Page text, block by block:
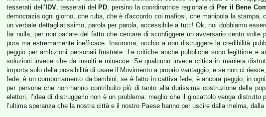
tesserati dell’ IDV, tesserati del PD, persino la coordinatrice regionale di Per il Bene
democrazia ogni giorno, che ruba, che è d'accordo coi mafiosi, che manipola la
un verbale dettagliatissimo, parola per parola, accessibile a tutti! Ok, noi dobbiamo
far nulla; per non parlare del fatto che cercare di sconfiggere un avversario cento
pura ma estremamente inefficace. Insomma, occhio a non distruggere la credibilità
peggio per ambizioni personali frustrate. Le critiche anche pubbliche sono legittime
soluzioni invece che da insulti e minacce. Se qualcuno invece critica in maniera
importa solo della possibilità di usare il Movimento a proprio vantaggio; e se non ci
fede, è un comportamento da bambini; se è fatto in cattiva fede, è ancora peggio; in
per persone che non hanno contribuito più di tanto alla durissima costruzione della
elettori, l’idea di distruggerlo non è un problema: meglio che il giocattolo venga
l’ultima speranza che la nostra città e il nostro Paese hanno per uscire dalla melma,